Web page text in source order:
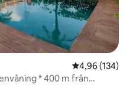
4,96 av 5 i
4,96 (134)
* 400 m från